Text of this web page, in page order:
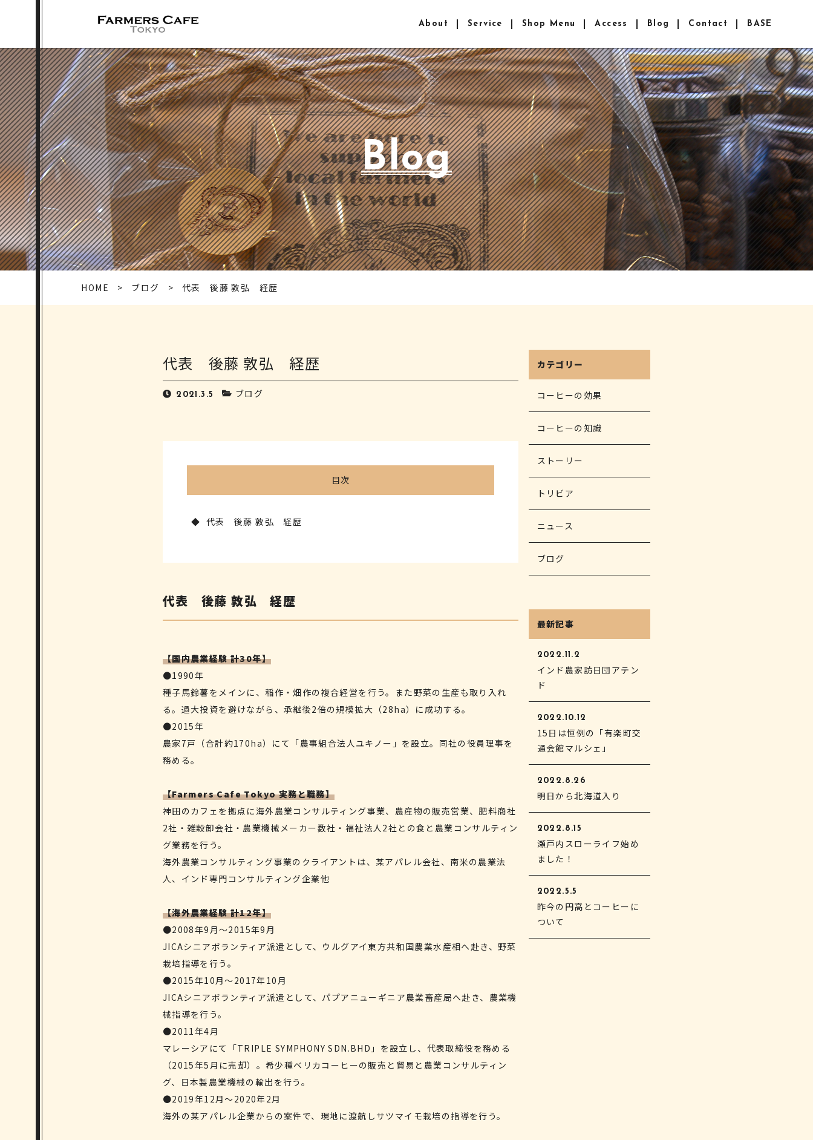
About Service Shop Menu Access Blog Contact BASE
Blog
HOME ブログ 代表 後藤 敦弘 経歴
代表 後藤 敦弘 経歴
2021.3.5 ブログ
目次
代表 後藤 敦弘 経歴
代表 後藤 敦弘 経歴
【国内農業経験 計30年】
●1990年
種子馬鈴薯をメインに、稲作・畑作の複合経営を行う。また野菜の生産も取り入れ
る。過大投資を避けながら、承継後2倍の規模拡大（28ha）に成功する。
●2015年
農家7戸（合計約170ha）にて「農事組合法人ユキノー」を設立。同社の役員理事を
務める。
【Farmers Cafe Tokyo 実務と職務】
神田のカフェを拠点に海外農業コンサルティング事業、農産物の販売営業、肥料商社
2社・雑穀卸会社・農業機械メーカー数社・福祉法人2社との食と農業コンサルティン
グ業務を行う。
海外農業コンサルティング事業のクライアントは、某アパレル会社、南米の農業法
人、インド専門コンサルティング企業他
【海外農業経験 計12年】
●2008年9月～2015年9月
JICAシニアボランティア派遣として、ウルグアイ東方共和国農業水産相へ赴き、野菜
栽培指導を行う。
●2015年10月～2017年10月
JICAシニアボランティア派遣として、パプアニューギニア農業畜産局へ赴き、農業機
械指導を行う。
●2011年4月
マレーシアにて「TRIPLE SYMPHONY SDN.BHD」を設立し、代表取締役を務める
（2015年5月に売却）。希少種ベリカコーヒーの販売と貿易と農業コンサルティン
グ、日本製農業機械の輸出を行う。
●2019年12月～2020年2月
海外の某アパレル企業からの案件で、現地に渡航しサツマイモ栽培の指導を行う。
カテゴリー
コーヒーの効果
コーヒーの知識
ストーリー
トリビア
ニュース
ブログ
最新記事
2022.11.2
インド農家訪日団アテン
ド
2022.10.12
15日は恒例の「有楽町交
通会館マルシェ」
2022.8.26
明日から北海道入り
2022.8.15
瀬戸内スローライフ始め
ました！
2022.5.5
昨今の円高とコーヒーに
ついて